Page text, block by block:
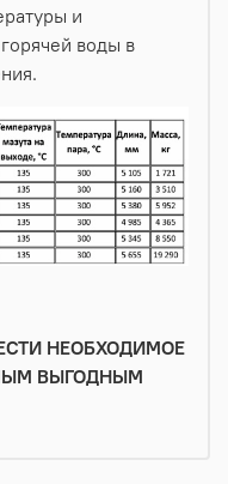
и
воды в
НЕОБХОДИМОЕ
ВЫГОДНЫМ